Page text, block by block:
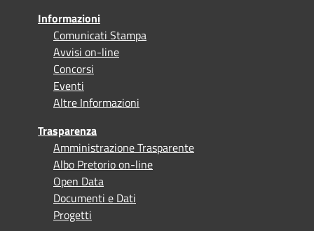
Informazioni
Comunicati Stampa
Avvisi on-line
Concorsi
Eventi
Altre Informazioni
Trasparenza
Amministrazione Trasparente
Albo Pretorio on-line
Open Data
Documenti e Dati
Progetti